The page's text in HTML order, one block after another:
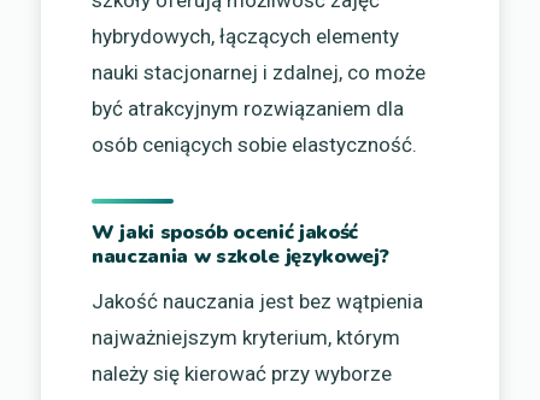
hybrydowych, łączących elementy
nauki stacjonarnej i zdalnej, co może
być atrakcyjnym rozwiązaniem dla
osób ceniących sobie elastyczność.
W jaki sposób ocenić jakość
nauczania w szkole językowej?
Jakość nauczania jest bez wątpienia
najważniejszym kryterium, którym
należy się kierować przy wyborze